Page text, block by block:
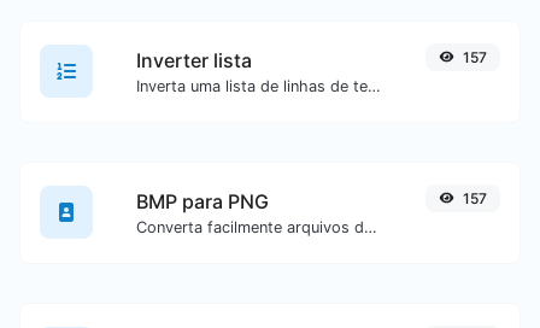
Inverter lista
Inverta uma lista de linhas de texto fornecidas.
157
BMP para PNG
Converta facilmente arquivos de imagem BMP para PNG.
157